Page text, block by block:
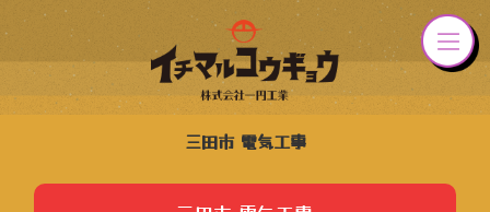
三田市 電気工事